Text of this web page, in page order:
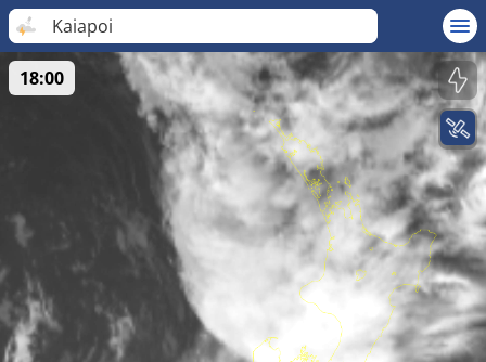
Kaiapoi
18:00